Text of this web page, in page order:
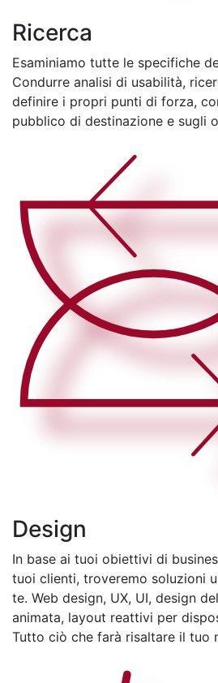
Ricerca
Esaminiamo tutte le specifiche
Condurre analisi di usabilità,
definire i propri punti di forza,
pubblico di destinazione e sugli
Design
In base ai tuoi obiettivi di
tuoi clienti, troveremo soluzioni
te. Web design, UX, UI, design
animata, layout reattivi per
Tutto ciò che farà risaltare il tuo